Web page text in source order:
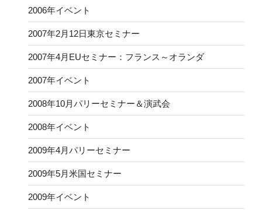
2006年イベント
2007年2月12日東京セミナー
2007年4月EUセミナー：フランス～オランダ
2007年イベント
2008年10月パリーセミナー＆演武会
2008年イベント
2009年4月パリーセミナー
2009年5月米国セミナー
2009年イベント